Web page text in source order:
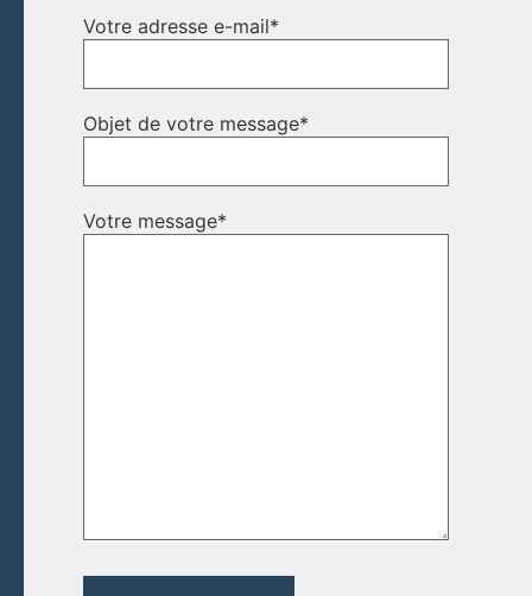
Votre adresse e-mail*
Objet de votre message*
Votre message*